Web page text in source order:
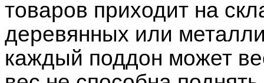
товаров приходит на
деревянных или
каждый поддон может